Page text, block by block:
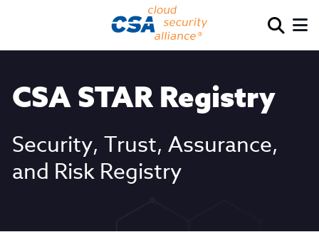
CSA STAR Registry
Security, Trust, Assurance,
and Risk Registry